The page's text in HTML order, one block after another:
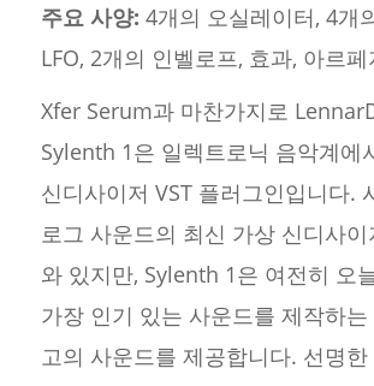
주요 사양: 4개의 오실레이터, 4개
LFO, 2개의 인벨로프, 효과, 아르페
Xfer Serum과 마찬가지로
Sylenth 1은 일렉트로닉 음악계에
신디사이저 VST 플러그인입니다.
로그 사운드의 최신 가상 신디사
와 있지만, Sylenth 1은 여전히 오
가장 인기 있는 사운드를 제작하
고의 사운드를 제공합니다. 선명